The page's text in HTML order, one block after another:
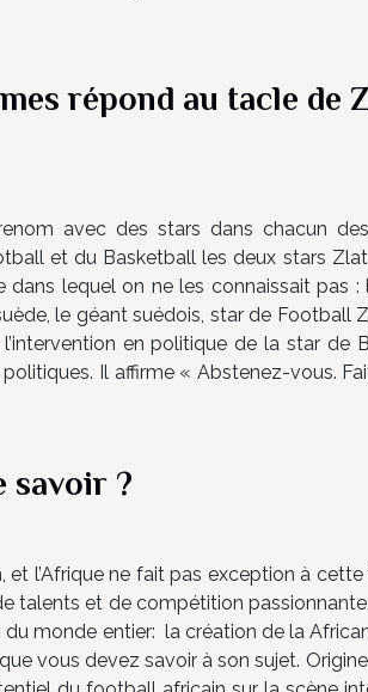
répond au tacle de
avec des stars dans chacun
et du Basketball les deux stars
lequel on ne les connaissait pas :
le géant suédois, star de Football
en politique de la star de
Il affirme « Abstenez-vous.
savoir ?
l’Afrique ne fait pas exception à cette
talents et de compétition
monde entier: la création de la
vous devez savoir à son sujet.